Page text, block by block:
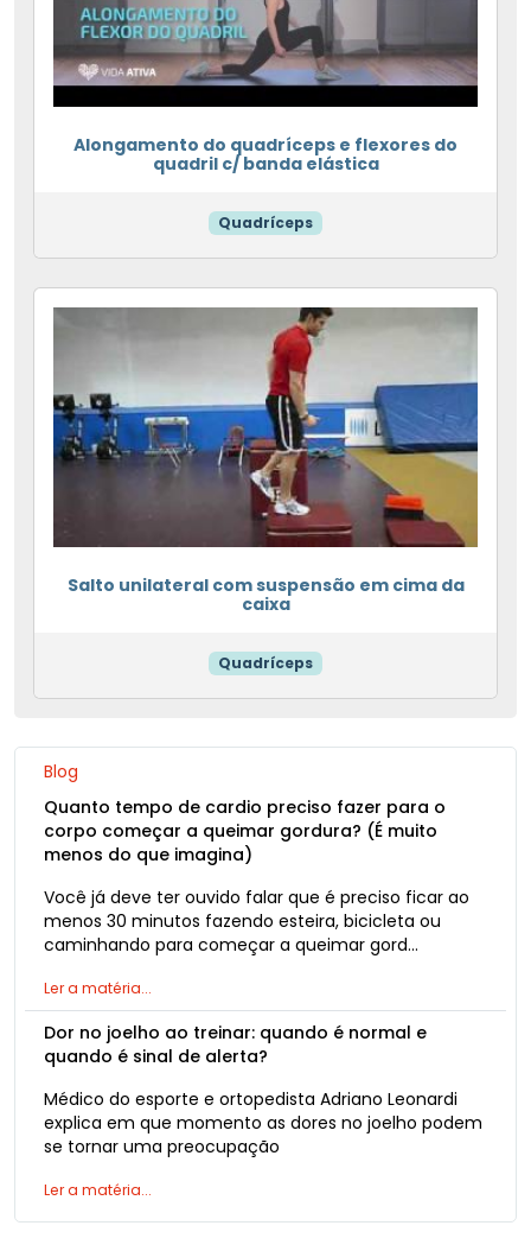
Alongamento do quadríceps e flexores do
quadril c/ banda elástica
Quadríceps
Salto unilateral com suspensão em cima da
caixa
Quadríceps
Blog
Quanto tempo de cardio preciso fazer para o
corpo começar a queimar gordura? (É muito
menos do que imagina)
Você já deve ter ouvido falar que é preciso ficar ao
menos 30 minutos fazendo esteira, bicicleta ou
caminhando para começar a queimar gord…
Ler a matéria...
Dor no joelho ao treinar: quando é normal e
quando é sinal de alerta?
Médico do esporte e ortopedista Adriano Leonardi
explica em que momento as dores no joelho podem
se tornar uma preocupação
Ler a matéria...